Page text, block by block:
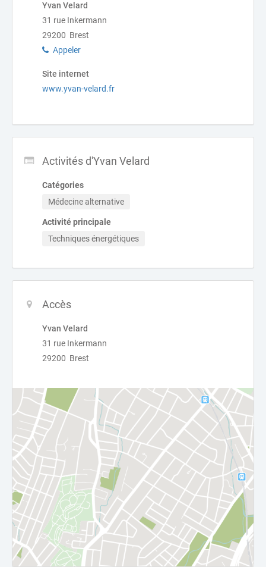
Yvan Velard
31 rue Inkermann
29200 Brest
Appeler
Site internet
www.yvan-velard.fr
Activités d'Yvan Velard
Catégories
Médecine alternative
Activité principale
Techniques énergétiques
Accès
Yvan Velard
31 rue Inkermann
29200 Brest